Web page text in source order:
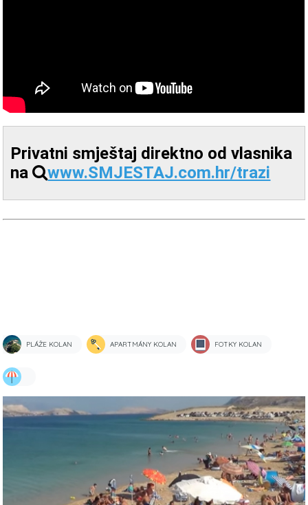
Privatni smještaj direktno od vlasnika
na
www.SMJESTAJ.com.hr/trazi
PLÁŽE KOLAN APARTMÁNY KOLAN FOTKY KOLAN